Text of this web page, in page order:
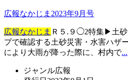
広報なかじま2023年9月号
広報なかじま Ｒ５.９◯2特集▶土砂
プで確認する土砂災害・水害ハザ
により大雨が降った際に、村内で...
ジャンル広報